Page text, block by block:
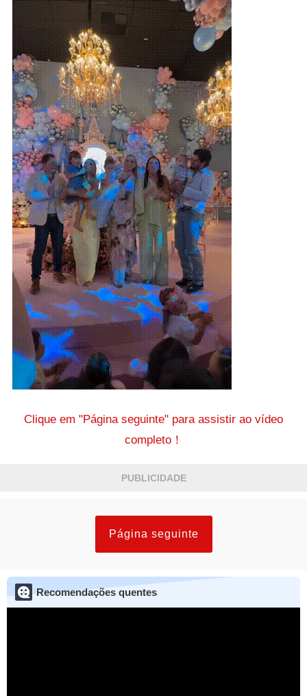
Clique em "Página seguinte" para assistir ao vídeo
completo！
PUBLICIDADE
Página seguinte
Recomendações quentes